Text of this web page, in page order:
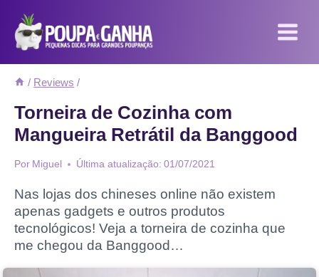
para
/ Reviews /
Torneira de Cozinha com
Mangueira Retrátil da Banggood
Por Miguel Última atualização: 01/07/2021
Nas lojas dos chineses online não existem
apenas gadgets e outros produtos
tecnológicos! Veja a torneira de cozinha que
me chegou da Banggood…